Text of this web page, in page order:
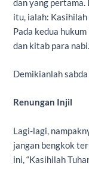
dan yang pertama.
itu, ialah:
Pada kedua
dan kitab para
Demikianlah sabda
Renungan Injil
Lagi-lagi,
jangan bengkok
ini, “Kasihilah